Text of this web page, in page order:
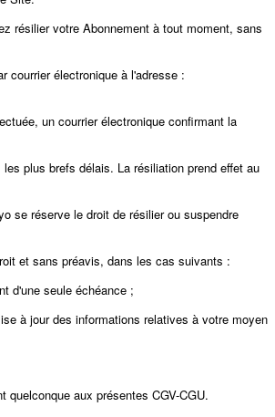
résilier votre Abonnement à tout moment, sans
courrier électronique à l'adresse :
un courrier électronique confirmant la
plus brefs délais. La résiliation prend eﬀet au
se réserve le droit de résilier ou suspendre
et sans préavis, dans les cas suivants :
d'une seule échéance ;
à jour des informations relatives à votre moyen
quelconque aux présentes CGV-CGU.